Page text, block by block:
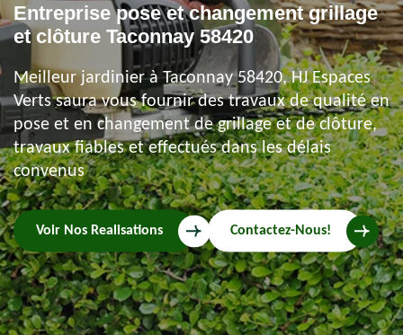
Entreprise pose et changement grillage
et clôture Taconnay 58420
Meilleur jardinier à Taconnay 58420, HJ Espaces
Verts saura vous fournir des travaux de qualité en
pose et en changement de grillage et de clôture,
travaux fiables et effectués dans les délais
convenus
Voir Nos Realisations Contactez-Nous!